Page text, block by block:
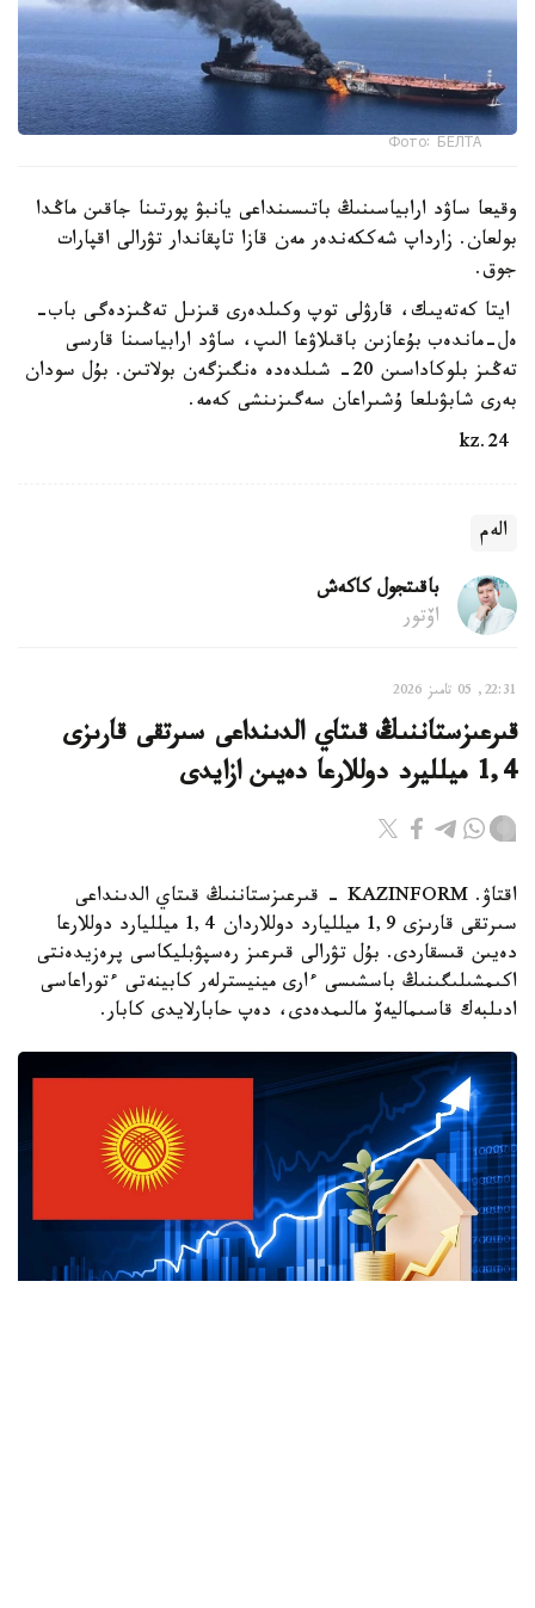
Фото: БЕЛТА
وقيعا ساۋد ارابياسىنىڭ باتىسىنداعى يانبۋ پورتىنا جاقىن ماڭدا
بولعان. زارداپ شەككەندەر مەن قازا تاپقاندار تۋرالى اقپارات
جوق.
ايتا كەتەيىك، قارۋلى توپ وكىلدەرى قىزىل تەڭىزدەگى باب-
ەل-ماندەب بۇعازىن باقىلاۋعا الىپ، ساۋد ارابياسىنا قارسى
تەڭىز بلوكاداسىن 20- شىلدەدە ەنگىزگەن بولاتىن. بۇل سودان
بەرى شابۋىلعا ۇشىراعان سەگىزىنشى كەمە.
الەم
باقىتجول كاكەش
اۆتور
22:31, 05 تامىز 2026
قىرعىزستاننىڭ قىتاي الدىنداعى سىرتقى قارىزى
1,4 ميلليرد دوللارعا دەيىن ازايدى
اقتاۋ. KAZINFORM - قىرعىزستاننىڭ قىتاي الدىنداعى
سىرتقى قارىزى 1,9 ميلليارد دوللاردان 1,4 ميلليارد دوللارعا
دەيىن قىسقاردى. بۇل تۋرالى قىرعىز رەسپۋبليكاسى پرەزيدەنتى
اكىمشىلىگىنىڭ باسشىسى ءارى مينيسترلەر كابينەتى ءتوراعاسى
ادىلبەك قاسىماليەۆ مالىمدەدى، دەپ حابارلايدى كابار.